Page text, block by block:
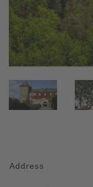
Address